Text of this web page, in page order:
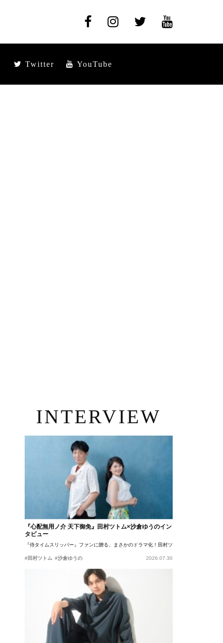
Twitter YouTube
INTERVIEW
『心配無用ノ介 天下御免』田村ツトム×沙倉ゆうのイン
タビュー
『侍タイムスリッパー』ファンに贈る、まさかのドラマ化！田村ツトム×沙倉ゆうのが語
#田村ツトム #沙倉ゆうの 2026.07.30